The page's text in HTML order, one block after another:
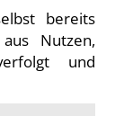
bereits
Nutzen,
und